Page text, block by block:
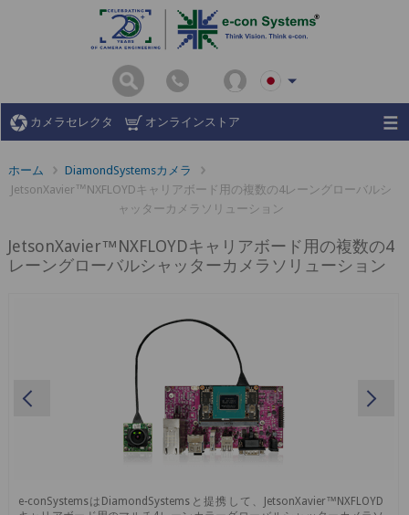
カメラセレクタ オンラインストア
ホーム
DiamondSystemsカメラ
JetsonXavier™NXFLOYDキャリアボード用の複数の4レーングローバルシ
ャッターカメラソリューション
JetsonXavier™NXFLOYDキャリアボード用の複数の4
レーングローバルシャッターカメラソリューション
e-conSystemsはDiamondSystemsと提携して、JetsonXavier™NXFLOYD